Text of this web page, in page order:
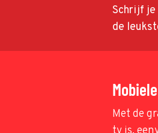
Schrijf je
de
Met de